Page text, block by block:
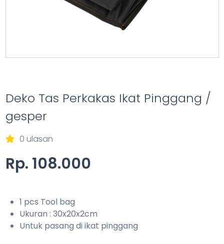
Deko Tas Perkakas Ikat Pinggang /
gesper
0 ulasan
Rp. 108.000
1 pcs Tool bag
Ukuran : 30x20x2cm
Untuk pasang di ikat pinggang